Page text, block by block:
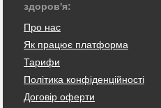
здоров'я:
Про нас
Як працює платформа
Тарифи
Політика конфіденційності
Договір оферти